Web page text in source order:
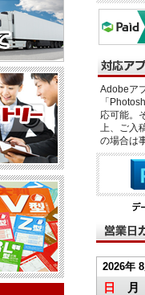
Adobeア
「
応可能。
上、ご入
の場合は
2026年 8
日 月